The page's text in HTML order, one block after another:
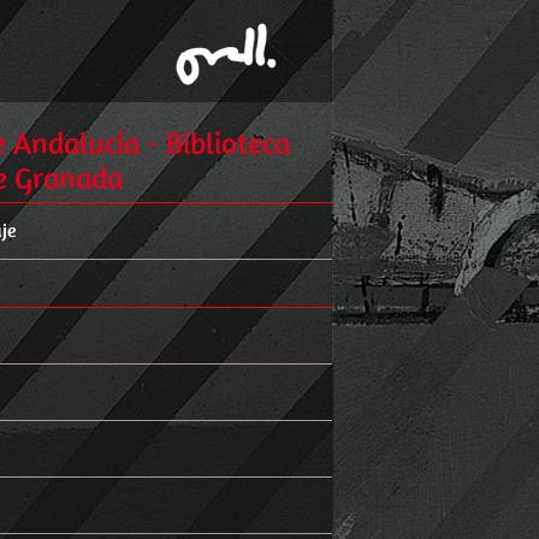
Andalucía - Biblioteca
Granada